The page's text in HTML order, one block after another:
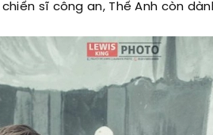
sĩ công an, Thế Anh còn